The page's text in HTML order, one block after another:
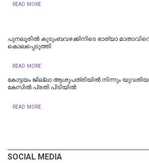
READ MORE
പുനലൂരിൽ കുടുംബവഴക്കിനിടെ ഭാര്യാ മാതാവിനെ
കൊലപ്പെടുത്തി
READ MORE
കോട്ടയം ജില്ലാ ആശുപത്രിയിൽ നിന്നും
കേസിൽ പ്രതി പിടിയിൽ
READ MORE
SOCIAL MEDIA